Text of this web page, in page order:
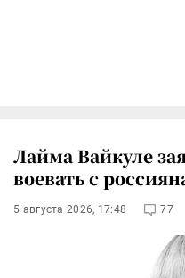
Лайма Вайкуле
воевать с
5 августа 2026, 17:48 77